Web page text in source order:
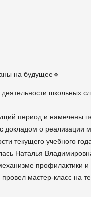
на будущее🔹
деятельности
период и намечены
о реализации
текущего учебного
Наталья
профилактики
мастер-класс на